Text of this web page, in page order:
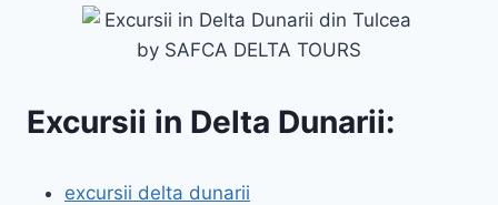
Excursii in Delta Dunarii:
excursii delta dunarii